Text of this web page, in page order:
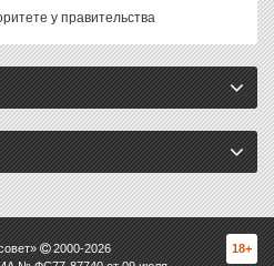
у правительства
2000-2026
18+